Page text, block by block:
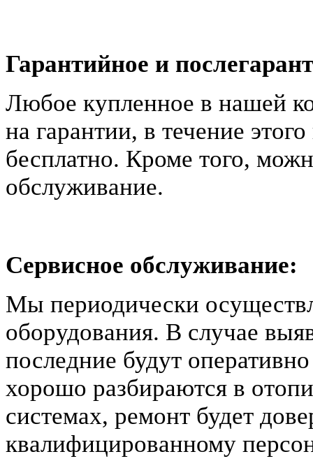
Гарантийное и
Любое купленное в нашей
на гарантии, в течение
бесплатно. Кроме того,
обслуживание.
Сервисное обслуживание:
Мы периодически
оборудования. В случае
последние будут
хорошо разбираются в
системах, ремонт будет
квалифицированному